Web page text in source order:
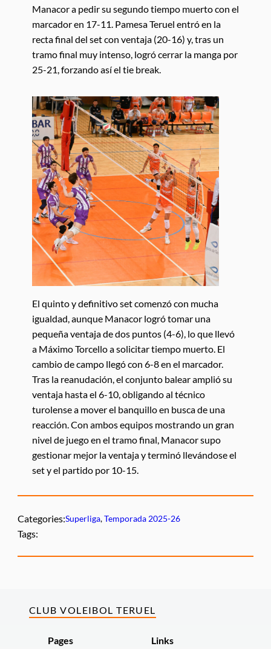
Manacor a pedir su segundo tiempo muerto con el
marcador en 17-11. Pamesa Teruel entró en la
recta final del set con ventaja (20-16) y, tras un
tramo final muy intenso, logró cerrar la manga por
25-21, forzando así el tie break.
El quinto y definitivo set comenzó con mucha
igualdad, aunque Manacor logró tomar una
pequeña ventaja de dos puntos (4-6), lo que llevó
a Máximo Torcello a solicitar tiempo muerto. El
cambio de campo llegó con 6-8 en el marcador.
Tras la reanudación, el conjunto balear amplió su
ventaja hasta el 6-10, obligando al técnico
turolense a mover el banquillo en busca de una
reacción. Con ambos equipos mostrando un gran
nivel de juego en el tramo final, Manacor supo
gestionar mejor la ventaja y terminó llevándose el
set y el partido por 10-15.
Categories:Superliga, Temporada 2025-26
Tags:
CLUB VOLEIBOL TERUEL
Pages Links